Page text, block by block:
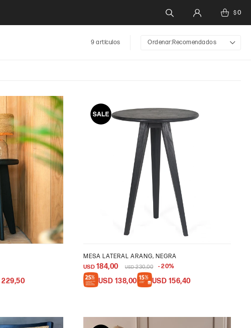
$0
9 artículos Recomendados
229,50
MESA LATERAL ARANG, NEGRA
USD 184,00 USD 230,00 20
USD 138,00 USD 156,40